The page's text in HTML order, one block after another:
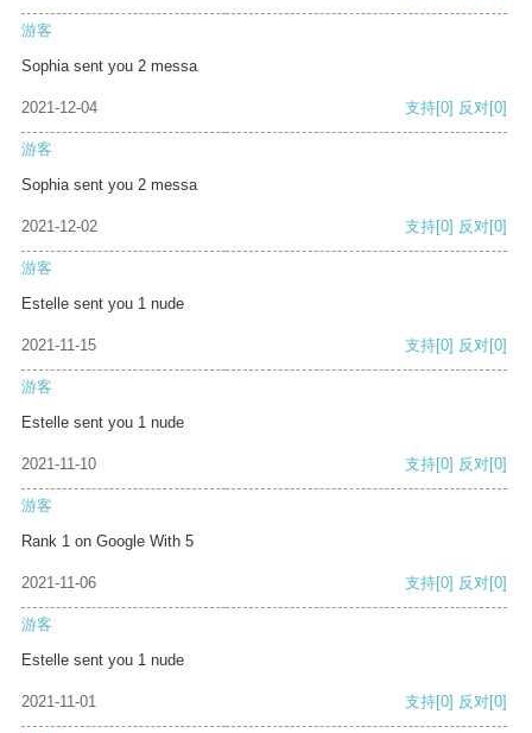
游客
Sophia sent you 2 messa
2021-12-04 支持[0] 反对[0]
游客
Sophia sent you 2 messa
2021-12-02 支持[0] 反对[0]
游客
Estelle sent you 1 nude
2021-11-15 支持[0] 反对[0]
游客
Estelle sent you 1 nude
2021-11-10 支持[0] 反对[0]
游客
Rank 1 on Google With 5
2021-11-06 支持[0] 反对[0]
游客
Estelle sent you 1 nude
2021-11-01 支持[0] 反对[0]